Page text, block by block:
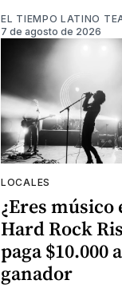
EL TIEMPO LATINO
7 de agosto de 2026
LOCALES
¿Eres músico
Hard Rock
paga $10.000
ganador